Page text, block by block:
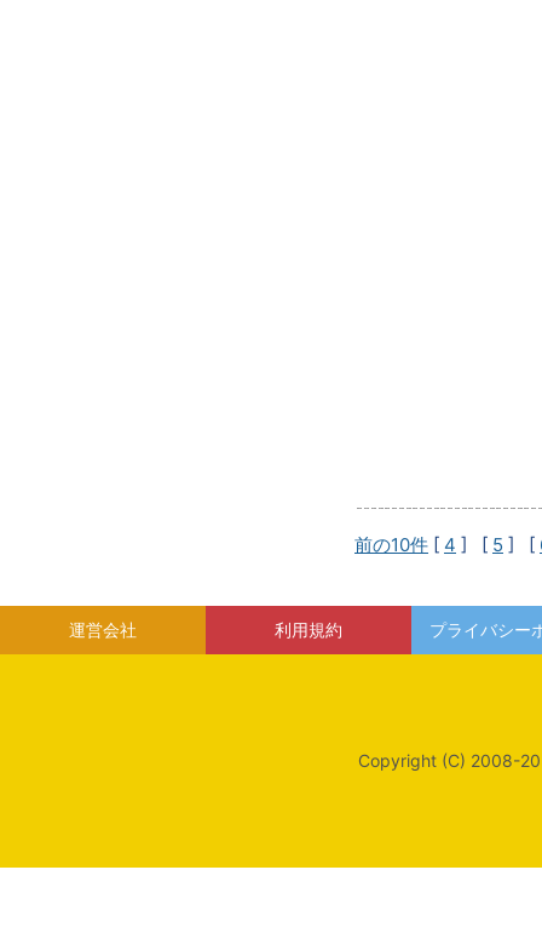
前の10件 [ 4 ] [ 5 ] [
運営会社 利用規約 プライバシー
Copyright (C) 2008-